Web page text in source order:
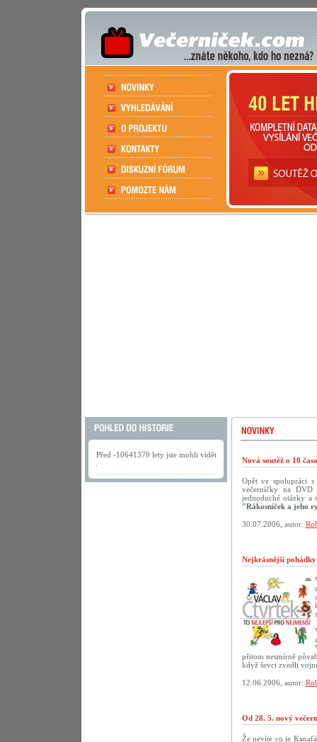
Před -10641379 lety jste mohli vidět
Nová soutěž o 10
Opět ve spolupráci
večerníčky na DVD
jednoduché otázky a
"Rákosníček a jeho
30.07.2006, autor:
Nejkrásnější
přitom nesmírně
když ševci zvedli
12.06.2006, autor:
Od 28. 5. nový
Že nevíte co je